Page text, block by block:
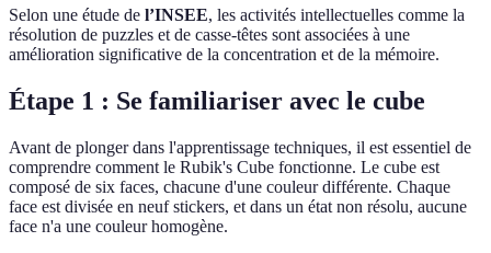
Selon une étude de l’INSEE, les activités intellectuelles comme la
résolution de puzzles et de casse-têtes sont associées à une
amélioration significative de la concentration et de la mémoire.
Étape 1 : Se familiariser avec le cube
Avant de plonger dans l'apprentissage techniques, il est essentiel de
comprendre comment le Rubik's Cube fonctionne. Le cube est
composé de six faces, chacune d'une couleur différente. Chaque
face est divisée en neuf stickers, et dans un état non résolu, aucune
face n'a une couleur homogène.